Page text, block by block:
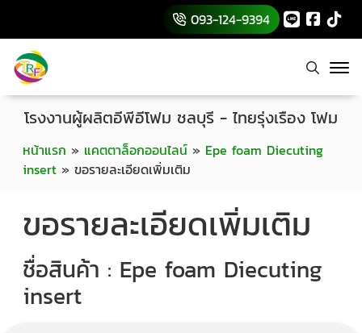
093-124-9394
หน้าแรก » แคตตาล็อกออนไลน์ » Epe foam Diecuting
insert » ขอรายละเอียดเพิ่มเติม
โรงงานผู้ผลิตอีพีอีโฟม ชลบุรี - ไทยรุ่งเรือง โฟม
ขอรายละเอียดเพิ่มเติม
ชื่อสินค้า : Epe foam Diecuting
insert